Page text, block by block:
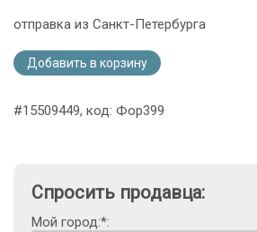
отправка из Санкт-Петербурга
Добавить в корзину
#15509449, код: Фор399
Спросить продавца:
Мой город:*: